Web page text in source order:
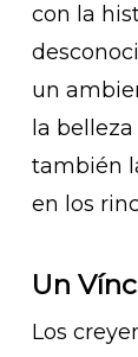
con la
un
la
también
en los
Un
Los